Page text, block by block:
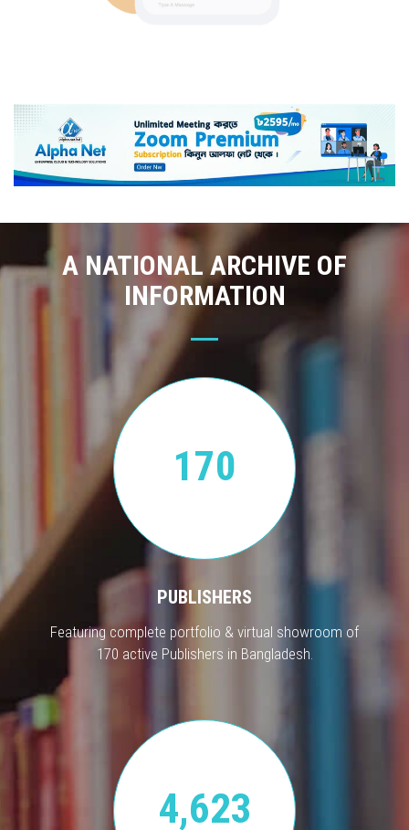
A NATIONAL ARCHIVE OF
INFORMATION
170
PUBLISHERS
Featuring complete portfolio & virtual showroom of
170 active Publishers in Bangladesh.
4,623